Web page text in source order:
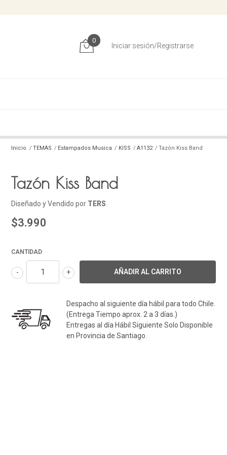
0
Iniciar sesión/Registrarse
Inicio TEMAS Estampados Musica KISS A1132 Tazón Kiss Band
Tazón Kiss Band
Diseñado y Vendido por TERS
$3.990
CANTIDAD
+
-
Despacho al siguiente día hábil para todo Chile.
(Entrega Tiempo aprox. 2 a 3 días.)
Entregas al día Hábil Siguiente Solo Disponible
en Provincia de Santiago.